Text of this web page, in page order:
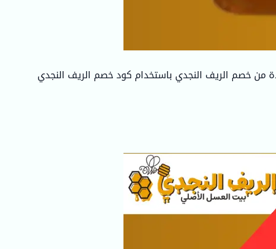
خصم الريف النجدي باستخدام كود خصم الريف النجدي